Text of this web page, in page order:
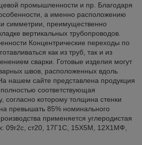
промышленности и пр. Благодаря
а именно расположению
симметрии, преимущественно
вертикальных трубопроводов.
Концентрические переходы по
как из труб, так и из
сварки. Готовые изделия могут
швов, расположенных вдоль
нашем сайте представлена продукция
соответствующая
согласно которому толщина стенки
превышать 85% номинального
применяется углеродистая
09г2с, ст20, 17Г1С, 15Х5М, 12Х1МФ,